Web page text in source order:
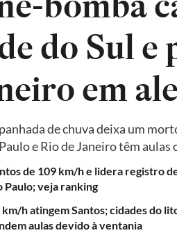
do Sul e
em
de chuva deixa um
e Rio de Janeiro têm
de 109 km/h e lidera registro
Paulo; veja ranking
h atingem Santos; cidades do
aulas devido à ventania